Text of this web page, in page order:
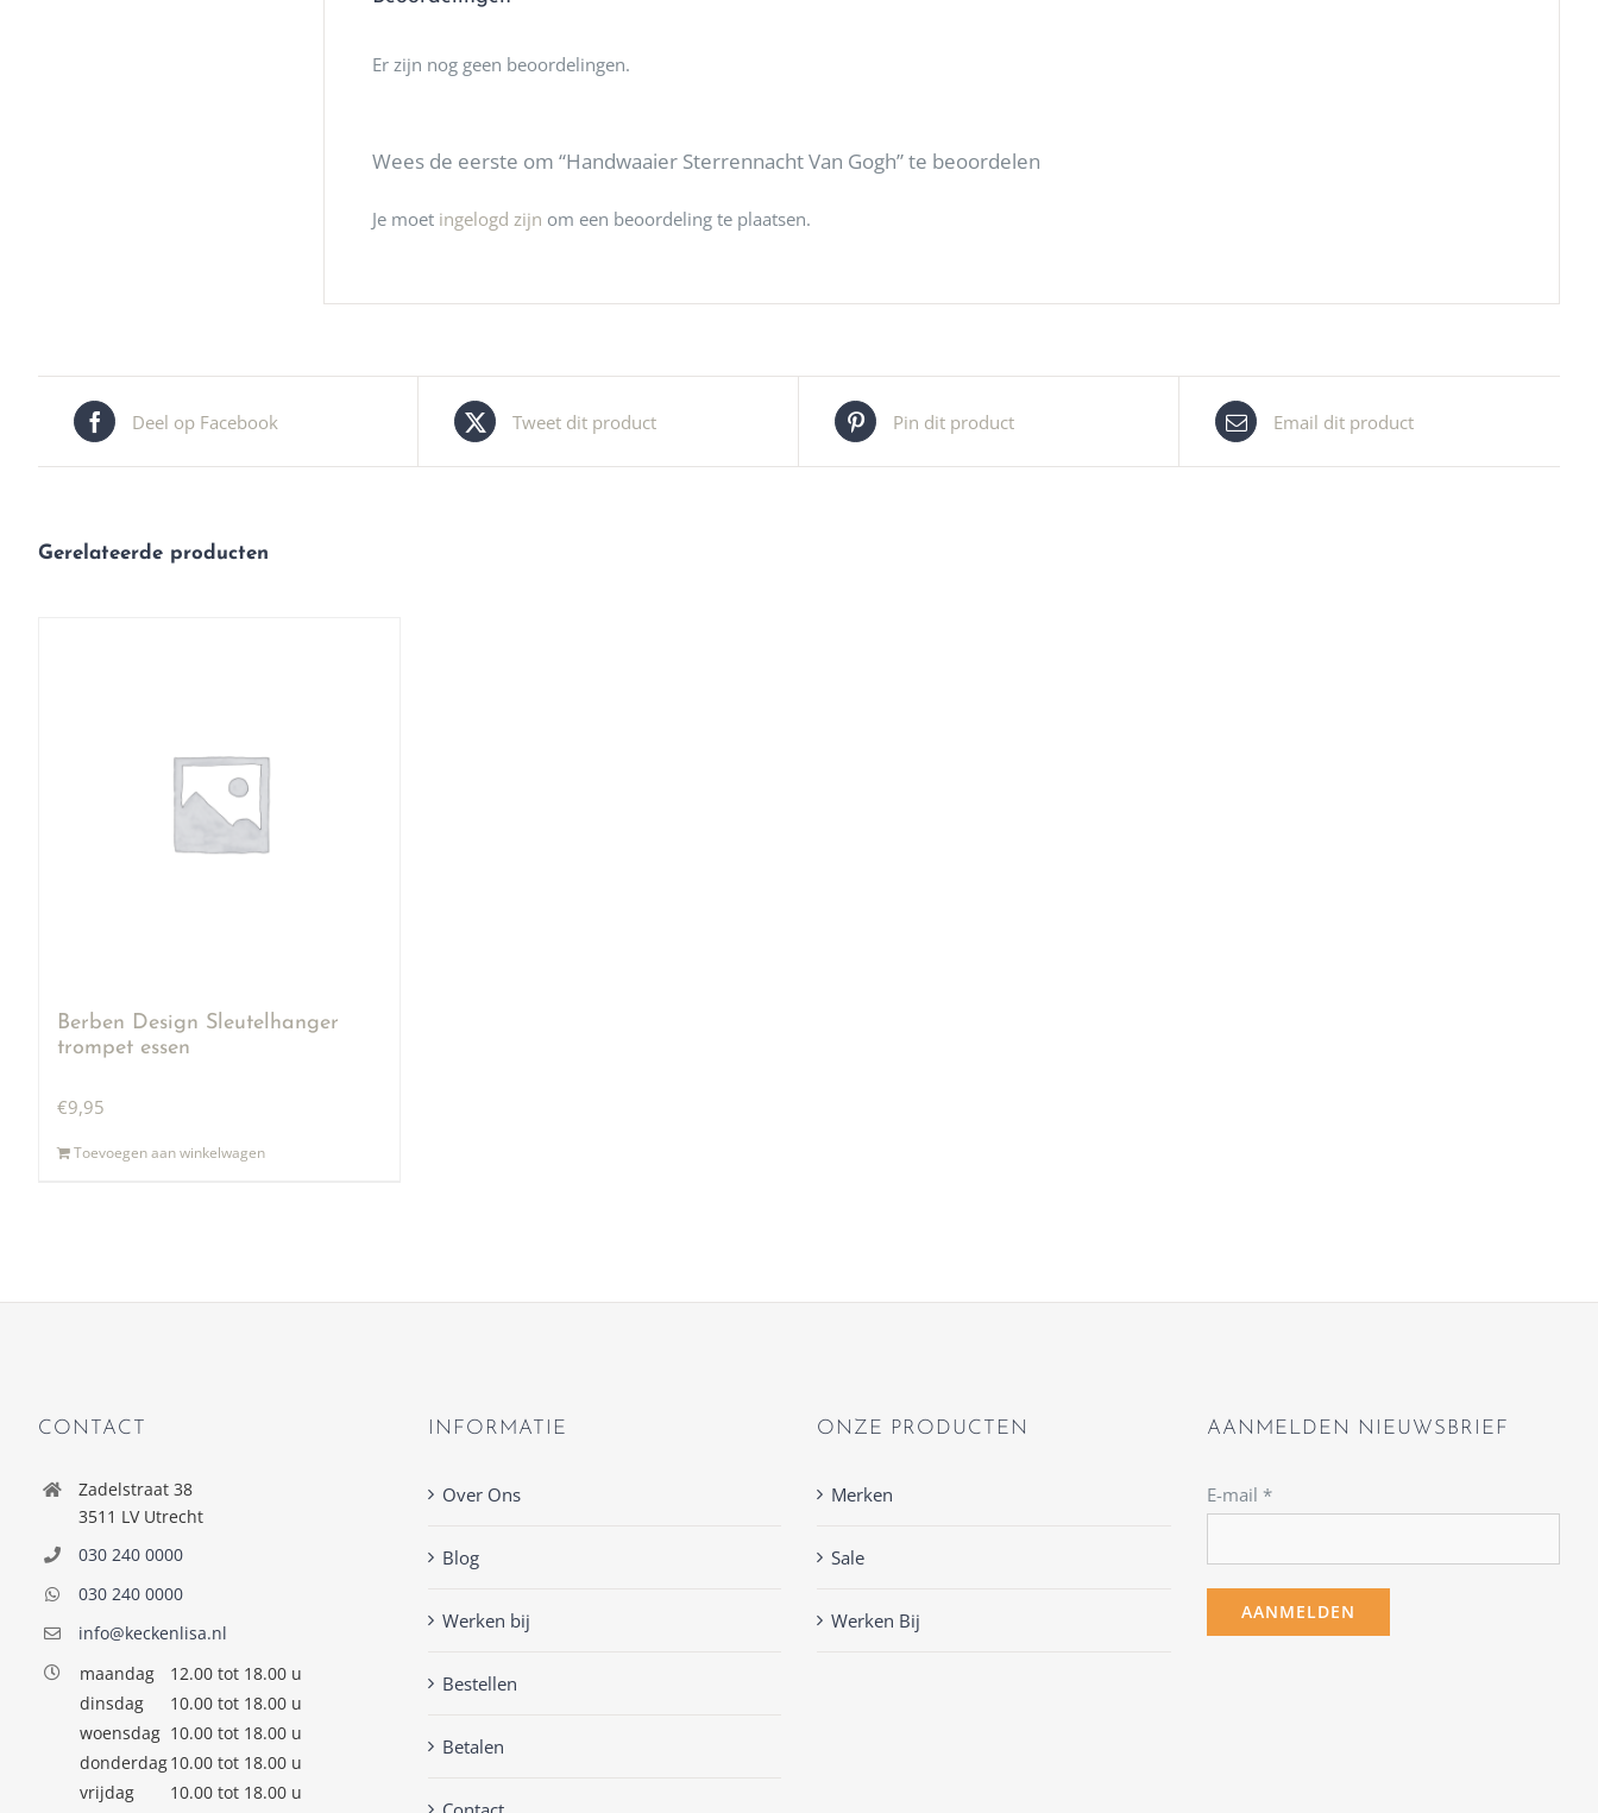
Er zijn nog geen beoordelingen.
Wees de eerste om “Handwaaier Sterrennacht Van Gogh” te beoordelen
Je moet ingelogd zijn om een beoordeling te plaatsen.
Deel op Facebook Tweet dit product Pin dit product Email dit product
Gerelateerde producten
Berben Design Sleutelhanger
trompet essen
€9,95
Toevoegen aan winkelwagen
CONTACT
Zadelstraat 38
3511 LV Utrecht
030 240 0000
030 240 0000
info@keckenlisa.nl
maandag
12.00 tot 18.00 u
dinsdag
10.00 tot 18.00 u
woensdag 10.00 tot 18.00 u
donderdag10.00 tot 18.00 u
vrijdag
10.00 tot 18.00 u
INFORMATIE
Over Ons
Blog
Werken bij
Bestellen
Betalen
ONZE PRODUCTEN
Merken
Sale
Werken Bij
AANMELDEN NIEUWSBRIEF
E-mail *